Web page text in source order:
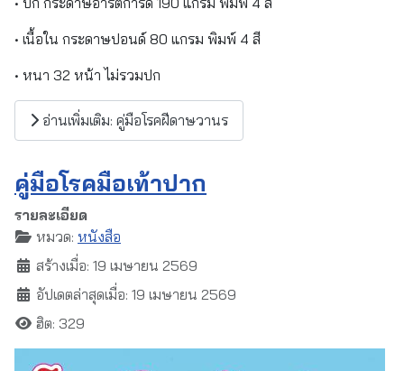
• เนื้อใน กระดาษปอนด์ 80 แกรม พิมพ์ 4 สี
• หนา 32 หน้า ไม่รวมปก
อ่านเพิ่มเติม: คู่มือโรคฝีดาษวานร
คู่มือโรคมือเท้าปาก
รายละเอียด
หมวด: หนังสือ
สร้างเมื่อ: 19 เมษายน 2569
อัปเดตล่าสุดเมื่อ: 19 เมษายน 2569
ฮิต: 329